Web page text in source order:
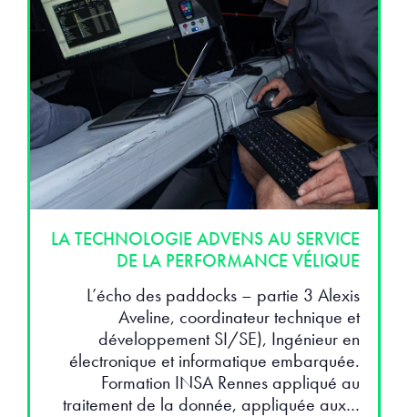
LA TECHNOLOGIE ADVENS AU SERVICE
DE LA PERFORMANCE VÉLIQUE
L’écho des paddocks – partie 3 Alexis
Aveline, coordinateur technique et
développement SI/SE), Ingénieur en
électronique et informatique embarquée.
Formation INSA Rennes appliqué au
traitement de la donnée, appliquée aux…